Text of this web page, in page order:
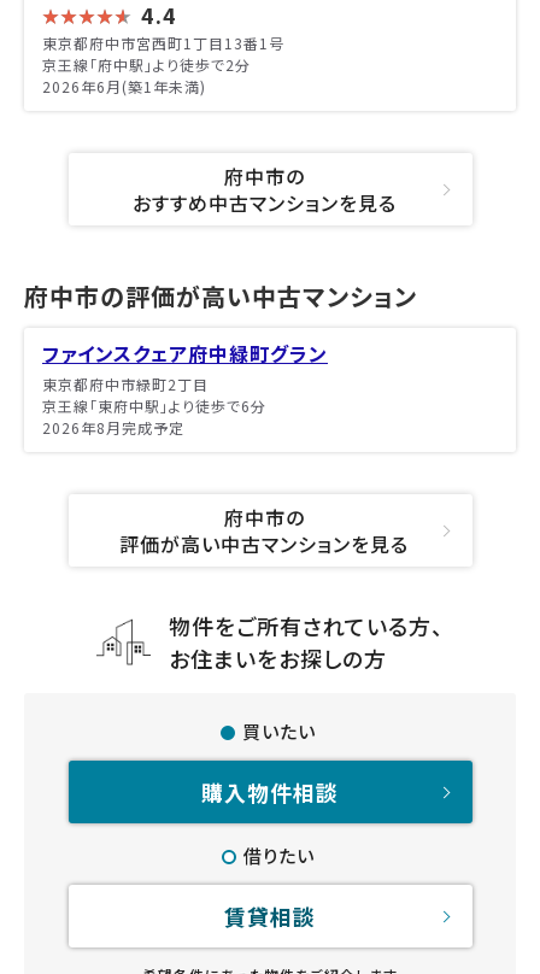
4.4
東京都府中市宮西町1丁目13番1号
京王線「府中駅」より徒歩で2分
2026年6月(築1年未満)
府中市の
おすすめ中古マンションを見る
府中市の評価が高い中古マンション
ファインスクェア府中緑町グラン
東京都府中市緑町2丁目
京王線「東府中駅」より徒歩で6分
2026年8月完成予定
府中市の
評価が高い中古マンションを見る
物件をご所有されている方、
お住まいをお探しの方
買いたい
購入物件相談
借りたい
賃貸相談